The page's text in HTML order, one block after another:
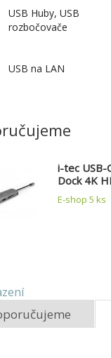
USB Huby, USB
rozbočovače
USB na LAN
i-tec USB-
Dock 4K
Delivery
E-shop 5 ks